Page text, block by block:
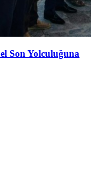
Son Yolculuğuna